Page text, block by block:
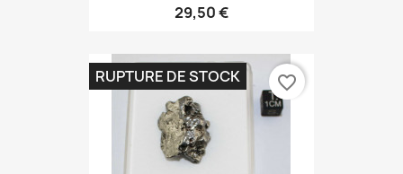
29,50 €
RUPTURE DE STOCK favorite_border